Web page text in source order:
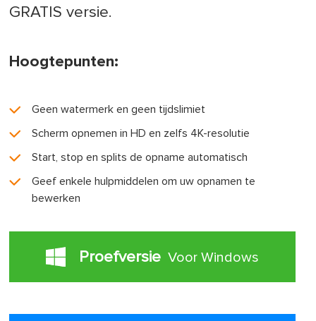
GRATIS versie.
Hoogtepunten:
Geen watermerk en geen tijdslimiet
Scherm opnemen in HD en zelfs 4K-resolutie
Start, stop en splits de opname automatisch
Geef enkele hulpmiddelen om uw opnamen te
bewerken
Proefversie Voor Windows